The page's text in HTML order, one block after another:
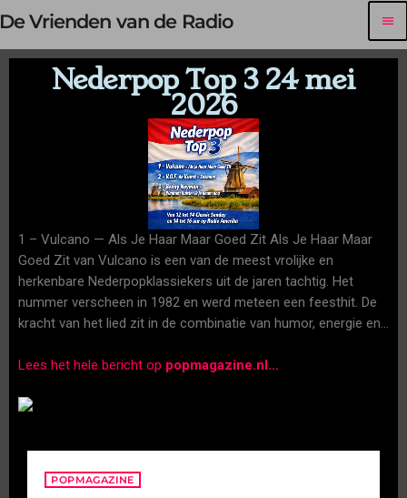
De Vrienden van de Radio menu
Nederpop Top 3 24 mei
2026
1 – Vulcano — Als Je Haar Maar Goed Zit Als Je Haar Maar
Goed Zit van Vulcano is een van de meest vrolijke en
herkenbare Nederpopklassiekers uit de jaren tachtig. Het
nummer verscheen in 1982 en werd meteen een feesthit. De
kracht van het lied zit in de combinatie van humor, energie en…
Lees het hele bericht op popmagazine.nl …
POPMAGAZINE